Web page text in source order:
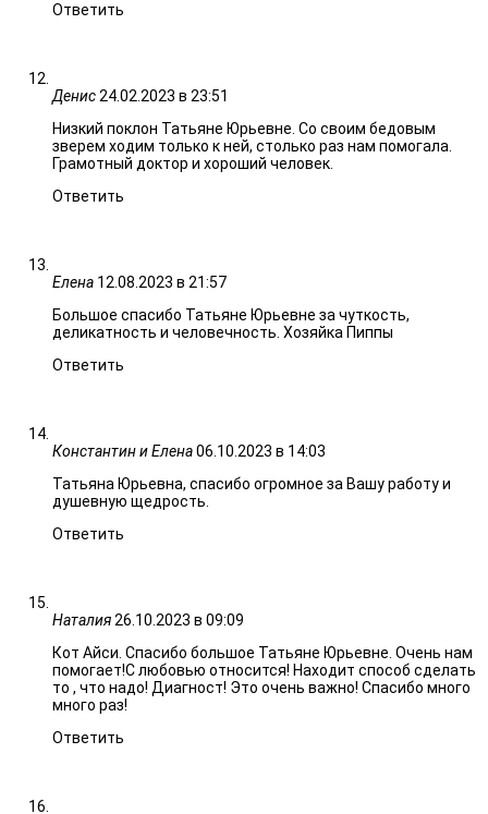
Ответить
Денис 24.02.2023 в 23:51
Низкий поклон Татьяне Юрьевне. Со своим бедовым
зверем ходим только к ней, столько раз нам помогала.
Грамотный доктор и хороший человек.
Ответить
Елена 12.08.2023 в 21:57
Большое спасибо Татьяне Юрьевне за чуткость,
деликатность и человечность. Хозяйка Пиппы
Ответить
Константин и Елена06.10.2023 в 14:03
Татьяна Юрьевна, спасибо огромное за Вашу работу и
душевную щедрость.
Ответить
Наталия 26.10.2023 в 09:09
Кот Айси. Спасибо большое Татьяне Юрьевне. Очень нам
помогает!С любовью относится! Находит способ сделать
то , что надо! Диагност! Это очень важно! Спасибо много
много раз!
Ответить